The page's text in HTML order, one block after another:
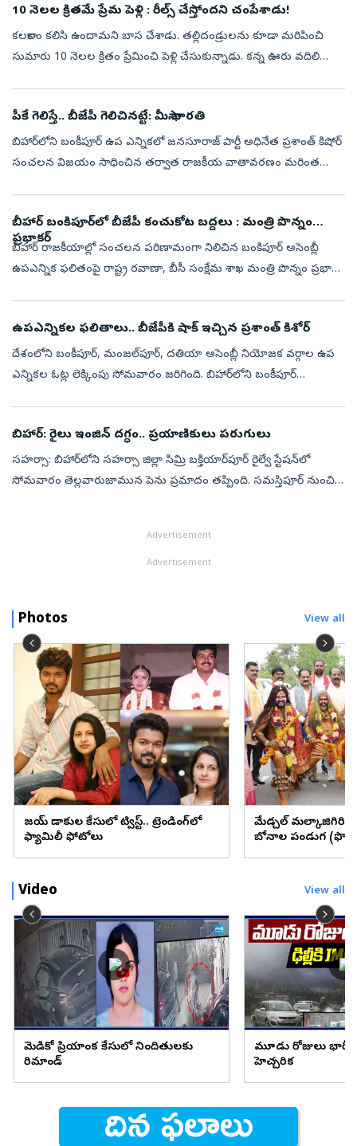
10 నెలల క్రితమే ప్రేమ పెళ్లి : రీల్స్‌ చేస్తోందని చంపేశాడు!
కలకాలం కలిసి ఉందామని బాస చేశాడు. తల్లిదండ్రులను కూడా మరిపించి
సుమారు 10 నెలల క్రితం ప్రేమించి పెళ్లి చేసుకున్నాడు. కన్న ఊరు వదిలి
పీకే గెలిస్తే.. బీజేపీ గెలిచినట్టే: మీసా భారతి
బిహార్‌లోని బంకీపూర్‌ ఉప ఎన్నికలో జనసూరాజ్‌ పార్టీ అధినేత ప్రశాంత్‌ కిషోర్‌
సంచలన విజయం సాధించిన తర్వాత రాజకీయ వాతావరణం మరింత
బీహార్ బంకిపూర్‌లో బీజేపీ కంచుకోట బద్దలు : మంత్రి పొన్నం
ప్రభాకర్
బీహార్ రాజకీయాల్లో సంచలన పరిణామంగా నిలిచిన బంకిపూర్ అసెంబ్లీ
ఉపఎన్నిక ఫలితంపై రాష్ట్ర రవాణా, బీసీ సంక్షేమ శాఖ మంత్రి పొన్నం ప్రభాకర్
ఉపఎన్నికల ఫలితాలు.. బీజేపీకి షాక్‌ ఇచ్చిన ప్రశాంత్ కిశోర్
దేశంలోని బంకీపూర్, మంజల్‌పూర్, దతియా అసెంబ్లీ నియోజక వర్గాల ఉప
ఎన్నికల ఓట్ల లెక్కింపు సోమవారం జరిగింది. బిహార్‌లోని బంకీపూర్
బిహార్‌: రైలు ఇంజిన్ దగ్ధం..‍ ప్రయాణికులు పరుగులు
సహర్సా: బిహార్‌లోని సహర్సా జిల్లా సిమ్రి బక్తియార్‌పూర్ రైల్వే స్టేషన్‌లో
సోమవారం తెల్లవారుజామున పెను ప్రమాదం తప్పింది. సమస్తిపూర్ నుంచి
Advertisement
Advertisement
Photos View all
విజయ్ విడాకుల కేసులో ట్విస్ట్.. ట్రెండింగ్‌లో
ఫ్యామిలీ ఫోటోలు
మేడ్చల్ మల్కాజిగిరి
బోనాల పండుగ
Video View all
మెడికో ప్రియాంక కేసులో నిందితులకు
రిమాండ్
మూడు రోజులు భారీ
హెచ్చరిక